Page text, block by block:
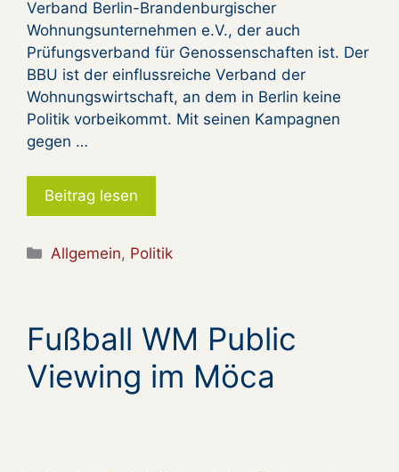
Verband Berlin-Brandenburgischer
Wohnungsunternehmen e.V., der auch
Prüfungsverband für Genossenschaften ist. Der
BBU ist der einflussreiche Verband der
Wohnungswirtschaft, an dem in Berlin keine
Politik vorbeikommt. Mit seinen Kampagnen
gegen …
Beitrag lesen
Kategorien
Allgemein, Politik
Fußball WM Public
Viewing im Möca